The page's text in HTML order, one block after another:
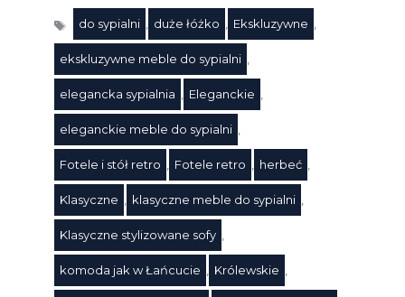
do sypialni , duże łóżko , Ekskluzywne ,
ekskluzywne meble do sypialni ,
elegancka sypialnia , Eleganckie ,
eleganckie meble do sypialni ,
Fotele i stół retro , Fotele retro , herbeć ,
Klasyczne , klasyczne meble do sypialni ,
Klasyczne stylizowane sofy ,
komoda jak w Łańcucie , Królewskie ,